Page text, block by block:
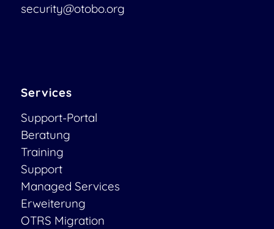
security@otobo.org
Services
Support-Portal
Beratung
Training
Support
Managed Services
Erweiterung
OTRS Migration